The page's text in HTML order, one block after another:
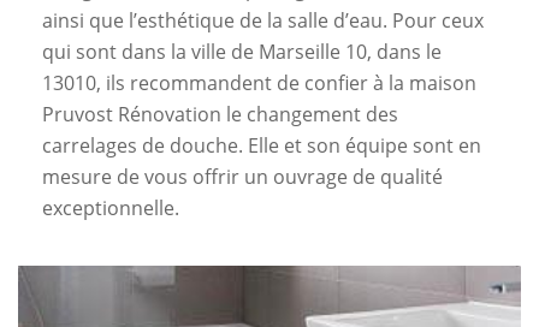
ainsi que l’esthétique de la salle d’eau. Pour ceux
qui sont dans la ville de Marseille 10, dans le
13010, ils recommandent de confier à la maison
Pruvost Rénovation le changement des
carrelages de douche. Elle et son équipe sont en
mesure de vous offrir un ouvrage de qualité
exceptionnelle.